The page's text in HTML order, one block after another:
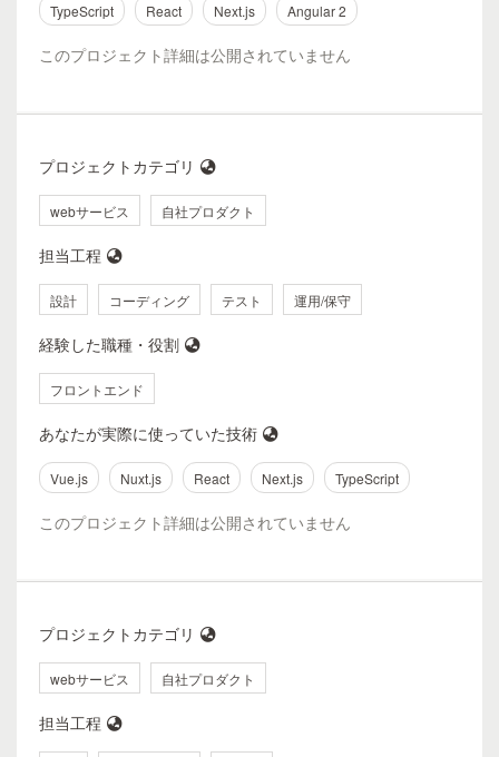
TypeScript React Next.js Angular 2
このプロジェクト詳細は公開されていません
プロジェクトカテゴリ
webサービス 自社プロダクト
担当工程
設計 コーディング テスト 運用/保守
経験した職種・役割
フロントエンド
あなたが実際に使っていた技術
Vue.js Nuxt.js React Next.js TypeScript
このプロジェクト詳細は公開されていません
プロジェクトカテゴリ
webサービス 自社プロダクト
担当工程